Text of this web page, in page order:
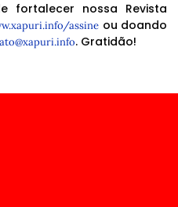
fortalecer nossa Revista
assine ou doando
. Gratidão!